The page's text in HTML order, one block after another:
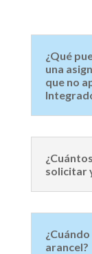
¿Qué
una
que no
solicitar
arancel?